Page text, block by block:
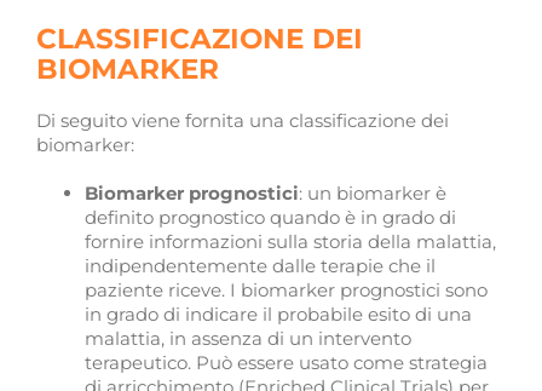
CLASSIFICAZIONE DEI
BIOMARKER
Di seguito viene fornita una classificazione dei
biomarker:
Biomarker prognostici: un biomarker è
definito prognostico quando è in grado di
fornire informazioni sulla storia della malattia,
indipendentemente dalle terapie che il
paziente riceve. I biomarker prognostici sono
in grado di indicare il probabile esito di una
malattia, in assenza di un intervento
terapeutico. Può essere usato come strategia
di arricchimento (Enriched Clinical Trials) per